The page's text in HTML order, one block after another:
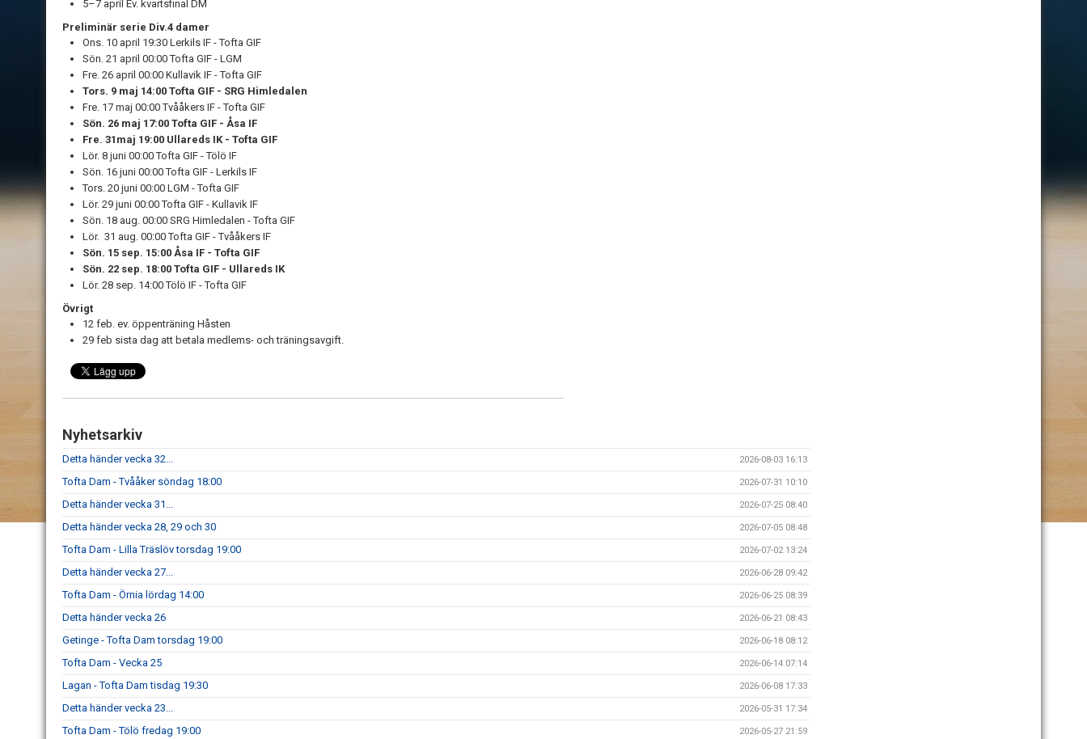
5–7 april Ev. kvartsfinal DM
Preliminär serie Div.4 damer
Ons. 10 april 19:30 Lerkils IF - Tofta GIF
Sön. 21 april 00:00 Tofta GIF - LGM
Fre. 26 april 00:00 Kullavik IF - Tofta GIF
Tors. 9 maj 14:00 Tofta GIF - SRG Himledalen
Fre. 17 maj 00:00 Tvååkers IF - Tofta GIF
Sön. 26 maj 17:00 Tofta GIF - Åsa IF
Fre. 31maj 19:00 Ullareds IK - Tofta GIF
Lör. 8 juni 00:00 Tofta GIF - Tölö IF
Sön. 16 juni 00:00 Tofta GIF - Lerkils IF
Tors. 20 juni 00:00 LGM - Tofta GIF
Lör. 29 juni 00:00 Tofta GIF - Kullavik IF
Sön. 18 aug. 00:00 SRG Himledalen - Tofta GIF
Lör. 31 aug. 00:00 Tofta GIF - Tvååkers IF
Sön. 15 sep. 15:00 Åsa IF - Tofta GIF
Sön. 22 sep. 18:00 Tofta GIF - Ullareds IK
Lör. 28 sep. 14:00 Tölö IF - Tofta GIF
Övrigt
12 feb. ev. öppenträning Håsten
29 feb sista dag att betala medlems- och träningsavgift.
Nyhetsarkiv
Detta händer vecka 32... 2026-08-03 16:13
Tofta Dam - Tvååker söndag 18:00 2026-07-31 10:10
Detta händer vecka 31... 2026-07-25 08:40
Detta händer vecka 28, 29 och 30 2026-07-05 08:48
Tofta Dam - Lilla Träslöv torsdag 19:00 2026-07-02 13:24
Detta händer vecka 27... 2026-06-28 09:42
Tofta Dam - Örnia lördag 14:00 2026-06-25 08:39
Detta händer vecka 26 2026-06-21 08:43
Getinge - Tofta Dam torsdag 19:00 2026-06-18 08:12
Tofta Dam - Vecka 25 2026-06-14 07:14
Lagan - Tofta Dam tisdag 19:30 2026-06-08 17:33
Detta händer vecka 23... 2026-05-31 17:34
Tofta Dam - Tölö fredag 19:00 2026-05-27 21:59